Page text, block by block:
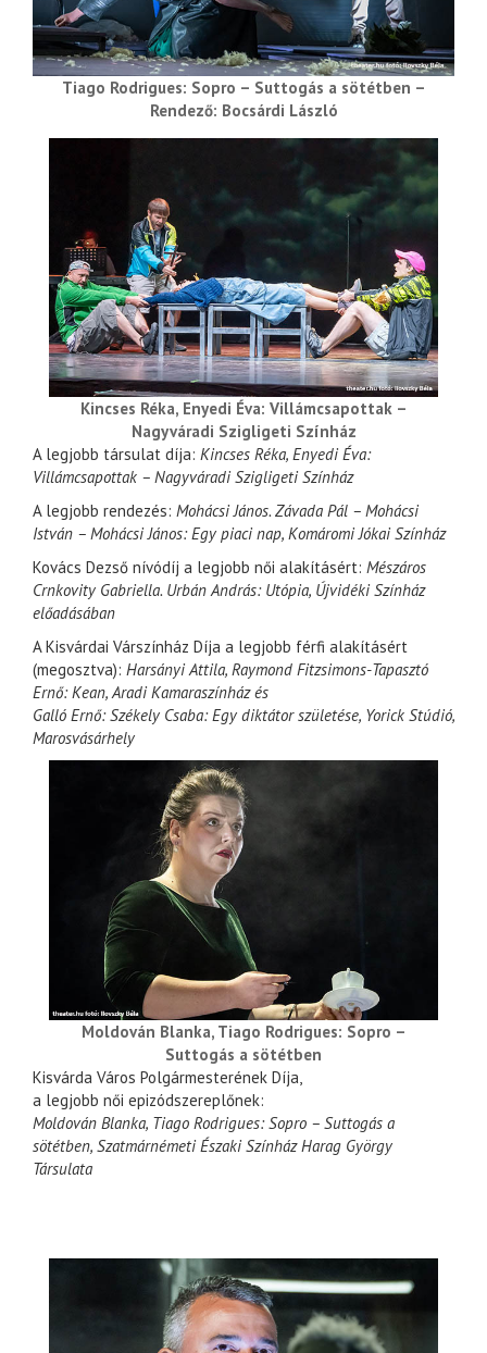
Tiago Rodrigues: Sopro – Suttogás a sötétben –
Rendező: Bocsárdi László
Kincses Réka, Enyedi Éva: Villámcsapottak –
Nagyváradi Szigligeti Színház
A legjobb társulat díja: Kincses Réka, Enyedi Éva:
Villámcsapottak – Nagyváradi Szigligeti Színház
A legjobb rendezés: Mohácsi János. Závada Pál – Mohácsi
István – Mohácsi János: Egy piaci nap, Komáromi Jókai Színház
Kovács Dezső nívódíj a legjobb női alakításért: Mészáros
Crnkovity Gabriella. Urbán András: Utópia, Újvidéki Színház
előadásában
A Kisvárdai Várszínház Díja a legjobb férfi alakításért
(megosztva): Harsányi Attila, Raymond Fitzsimons-Tapasztó
Ernő: Kean, Aradi Kamaraszínház és
Galló Ernő: Székely Csaba: Egy diktátor születése, Yorick Stúdió,
Marosvásárhely
Moldován Blanka, Tiago Rodrigues: Sopro –
Suttogás a sötétben
Kisvárda Város Polgármesterének Díja,
a legjobb női epizódszereplőnek:
Moldován Blanka, Tiago Rodrigues: Sopro – Suttogás a
sötétben, Szatmárnémeti Északi Színház Harag György
Társulata